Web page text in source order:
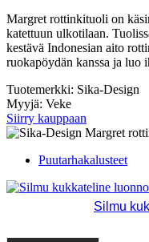
Margret rottinkituoli on
katettuun ulkotilaan.
kestävä Indonesian aito
ruokapöydän kanssa ja luo
Tuotemerkki: Sika-Design
Myyjä: Veke
Siirry kauppaan
Puutarhakalusteet
Silmu